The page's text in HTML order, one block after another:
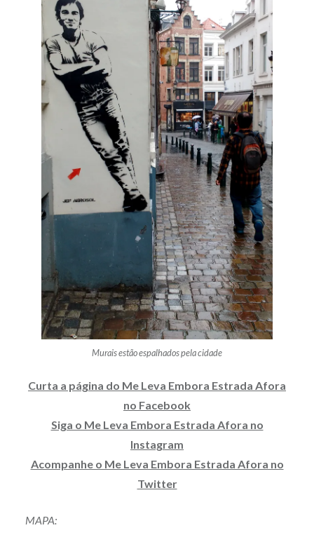
Murais estão espalhados pela cidade
Curta a página do Me Leva Embora Estrada Afora
no Facebook
Siga o Me Leva Embora Estrada Afora no
Instagram
Acompanhe o Me Leva Embora Estrada Afora no
Twitter
MAPA: